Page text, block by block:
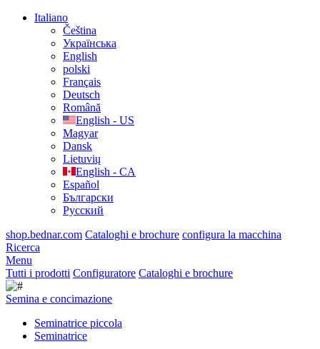
Italiano
Čeština
Українська
English
polski
Français
Deutsch
Română
English - US
Magyar
Dansk
Lietuvių
English - CA
Español
Български
Русский
shop.bednar.com Cataloghi e brochure configura la macchina
Ricerca
Menu
Tutti i prodotti Configuratore Cataloghi e brochure
Semina e concimazione
Seminatrice piccola
Seminatrice